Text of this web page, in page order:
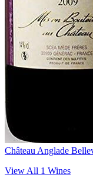
Château Anglade
View All 1 Wines